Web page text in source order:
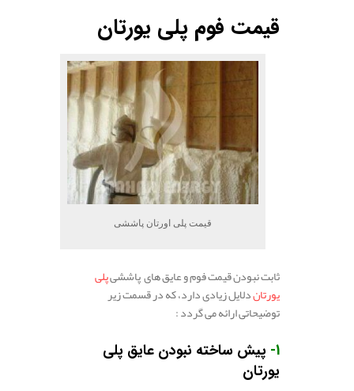
قیمت فوم پلی‌ یورتان
قیمت پلی اورتان پاششی
ثابت نبودن قیمت فوم و عایق های پاششیپلی
یورتاندلایل زیادی دارد، که در قسمت زیر
توضیحاتی ارائه می گردد :
1- پیش‌ ساخته نبودن عایق پلی‌
یورتان